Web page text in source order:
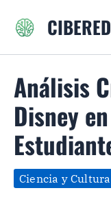
CIBERED
Análisis
Disney
Ciencia y Cultura